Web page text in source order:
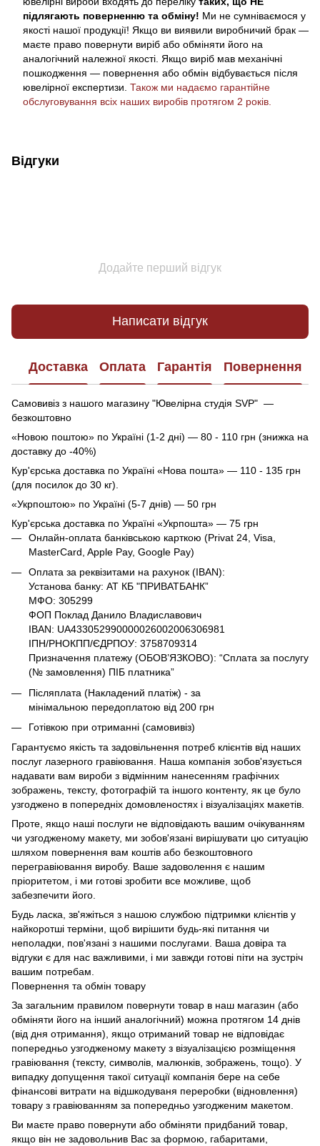
підлягають поверненню та обміну! Ми не сумніваємося у
якості нашої продукції! Якщо ви виявили виробничий брак —
маєте право повернути виріб або обміняти його на
аналогічний належної якості. Якщо виріб мав механічні
пошкодження — повернення або обмін відбувається після
ювелірної експертизи. Також ми надаємо гарантійне
обслуговування всіх наших виробів протягом 2 років.
Відгуки
Додайте перший відгук
Написати відгук
Доставка Оплата Гарантія Повернення
Самовивіз з нашого магазину "Ювелірна студія SVP" —
безкоштовно
«Новою поштою» по Україні (1-2 дні) — 80 - 110 грн (знижка на
доставку до -40%)
Кур'єрська доставка по Україні «Нова пошта» — 110 - 135 грн
(для посилок до 30 кг).
«Укрпоштою» по Україні (5-7 днів) — 50 грн
Кур'єрська доставка по Україні «Укрпошта» — 75 грн
Онлайн-оплата банківською карткою (Privat 24, Visa,
MasterCard, Apple Pay, Google Pay)
Оплата за реквізитами на рахунок (IBAN):
Установа банку: АТ КБ "ПРИВАТБАНК”
МФО: 305299
ФОП Поклад Данило Владиславович
IBAN: UA433052990000026002006306981
ІПН/РНОКПП/ЄДРПОУ: 3758709314
Призначення платежу (ОБОВ’ЯЗКОВО): “Сплата за послугу
(№ замовлення) ПІБ платника”
Післяплата (Накладений платіж) - за
мінімальною передоплатою від 200 грн
Готівкою при отриманні (самовивіз)
Гарантуємо якість та задовільнення потреб клієнтів від наших
послуг лазерного гравіювання. Наша компанія зобов'язується
надавати вам вироби з відмінним нанесенням графічних
зображень, тексту, фотографій та іншого контенту, як це було
узгоджено в попередніх домовленостях і візуалізаціях макетів.
Проте, якщо наші послуги не відповідають вашим очікуванням
чи узгодженому макету, ми зобов'язані вирішувати цю ситуацію
шляхом повернення вам коштів або безкоштовного
перегравіювання виробу. Ваше задоволення є нашим
пріоритетом, і ми готові зробити все можливе, щоб
забезпечити його.
Будь ласка, зв'яжіться з нашою службою підтримки клієнтів у
найкоротші терміни, щоб вирішити будь-які питання чи
неполадки, пов'язані з нашими послугами. Ваша довіра та
відгуки є для нас важливими, і ми завжди готові піти на зустріч
вашим потребам.
Повернення та обмін товару
За загальним правилом повернути товар в наш магазин (або
обміняти його на інший аналогічний) можна протягом 14 днів
(від дня отримання), якщо отриманий товар не відповідає
попередньо узгодженому макету з візуалізацією розміщення
гравіювання (тексту, символів, малюнків, зображень, тощо). У
випадку допущення такої ситуації компанія бере на себе
фінансові витрати на відшкодуваня переробки (відновлення)
товару з гравіюванням за попередньо узгодженим макетом.
Ви маєте право повернути або обміняти придбаний товар,
якщо він не задовольнив Вас за формою, габаритами,